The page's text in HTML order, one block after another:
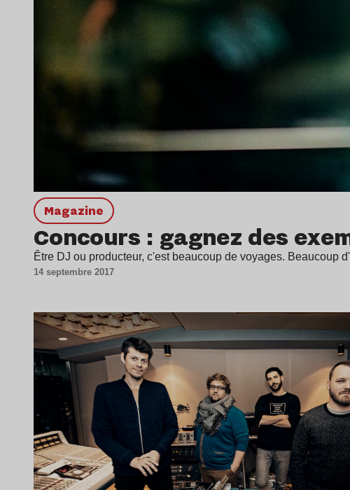
magazine
Concours : gagnez des
Être DJ ou producteur, c'est beaucoup de voyages.
14 septembre 2017